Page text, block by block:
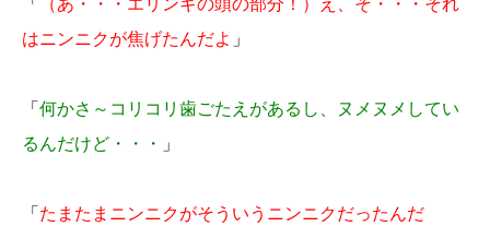
「
（あ・・・エリンギの頭の部分！）え、そ・・・それ
はニンニクが焦げたんだよ 」
「 何かさ～コリコリ歯ごたえがあるし、ヌメヌメしてい
るんだけど・・・
」
「 たまたまニンニクがそういうニンニクだったんだ